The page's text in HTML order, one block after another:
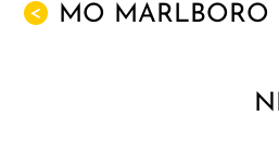
< MO MARLBORO